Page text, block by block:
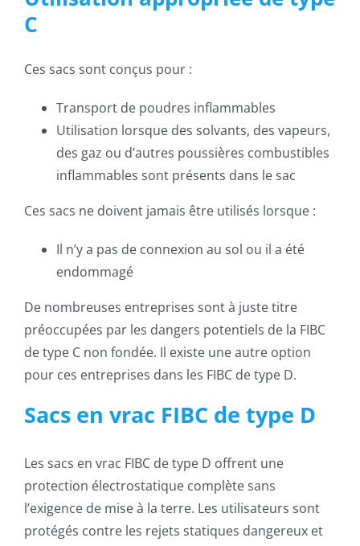
C
Ces sacs sont conçus pour :
Transport de poudres inflammables
Utilisation lorsque des solvants, des vapeurs,
des gaz ou d’autres poussières combustibles
inflammables sont présents dans le sac
Ces sacs ne doivent jamais être utilisés lorsque :
Il n’y a pas de connexion au sol ou il a été
endommagé
De nombreuses entreprises sont à juste titre
préoccupées par les dangers potentiels de la FIBC
de type C non fondée. Il existe une autre option
pour ces entreprises dans les FIBC de type D.
Sacs en vrac FIBC de type D
Les sacs en vrac FIBC de type D offrent une
protection électrostatique complète sans
l’exigence de mise à la terre. Les utilisateurs sont
protégés contre les rejets statiques dangereux et